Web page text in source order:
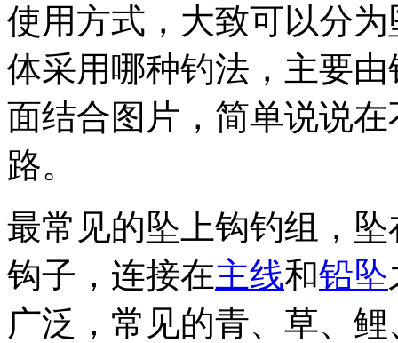
使用方式，大致可以分
体采用哪种钓法，主要
面结合图片，简单说说
路。
最常见的坠上钩钓组，
钩子，连接在主线和铅坠
广泛，常见的青、草、